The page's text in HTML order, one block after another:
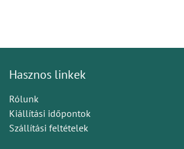
Hasznos linkek
Rólunk
Kiállítási időpontok
Szállítási feltételek